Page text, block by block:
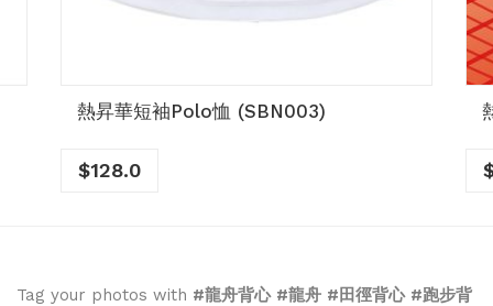
熱昇華短袖Polo恤 (SBN003)
$128.0
Tag your photos with #龍舟背心 #龍舟 #田徑背心 #跑步背